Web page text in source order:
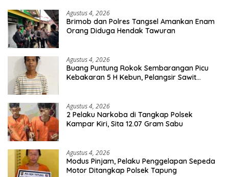
Agustus 4, 2026
Brimob dan Polres Tangsel Amankan Enam
Orang Diduga Hendak Tawuran
Agustus 4, 2026
Buang Puntung Rokok Sembarangan Picu
Kebakaran 5 H Kebun, Pelangsir Sawit
Agustus 4, 2026
2 Pelaku Narkoba di Tangkap Polsek
Kampar Kiri, Sita 12.07 Gram Sabu
Agustus 4, 2026
Modus Pinjam, Pelaku Penggelapan Sepeda
Motor Ditangkap Polsek Tapung